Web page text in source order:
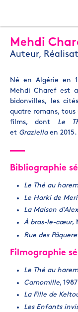
Mehdi
Auteur,
Né en Algérie en
Mehdi Charef est
bidonvilles, les
quatre romans, tous
films, dont Le
et Graziellaen 2015.
Bibliographie
Le Thé au
Le Harki de
La Maison
À bras-le-cœur,
Rue des
Filmographie
Le Thé au
Camomille, 1987
La Fille de
Les Enfants